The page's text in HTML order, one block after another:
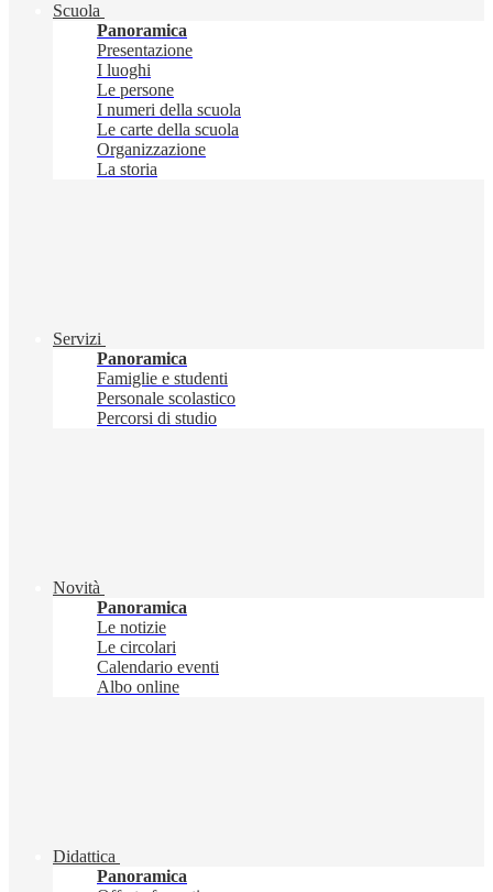
Scuola
Panoramica
Presentazione
I luoghi
Le persone
I numeri della scuola
Le carte della scuola
Organizzazione
La storia
Servizi
Panoramica
Famiglie e studenti
Personale scolastico
Percorsi di studio
Novità
Panoramica
Le notizie
Le circolari
Calendario eventi
Albo online
Didattica
Panoramica